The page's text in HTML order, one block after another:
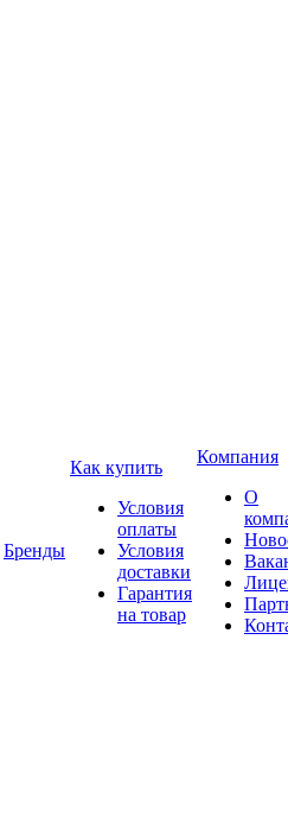
Бренды
Как купить
Условия
оплаты
Условия
доставки
Гарантия
на товар
Компания
О